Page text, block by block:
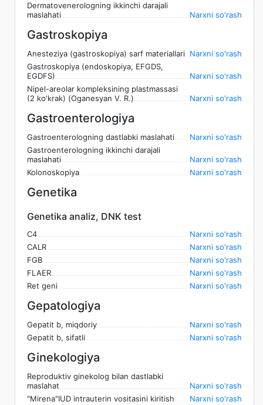
Dermatovenerologning ikkinchi darajali
maslahati
Narxni so'rash
Gastroskopiya
Anesteziya (gastroskopiya) sarf materiallari Narxni so'rash
Gastroskopiya (endoskopiya, EFGDS,
EGDFS)
Narxni so'rash
Nipel-areolar kompleksining plastmassasi
(2 ko'krak) (Oganesyan V. R.)
Narxni so'rash
Gastroenterologiya
Gastroenterologning dastlabki maslahati
Narxni so'rash
Gastroenterologning ikkinchi darajali
maslahati
Narxni so'rash
Kolonoskopiya
Narxni so'rash
Genetika
Genetika analiz, DNK test
C4
Narxni so'rash
CALR
Narxni so'rash
FGB
Narxni so'rash
FLAER
Narxni so'rash
Ret geni
Narxni so'rash
Gepatologiya
Gepatit b, miqdoriy
Narxni so'rash
Gepatit b, sifatli
Narxni so'rash
Ginekologiya
Reproduktiv ginekolog bilan dastlabki
maslahat
Narxni so'rash
"Mirena"IUD intrauterin vositasini kiritish
Narxni so'rash